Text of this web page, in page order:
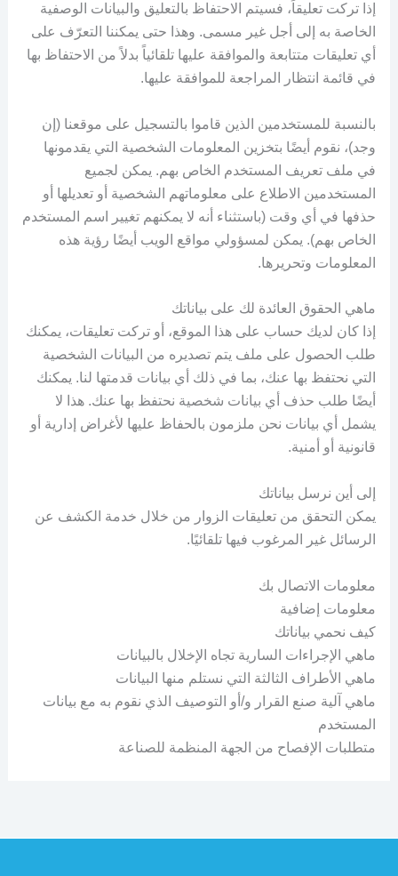
إذا تركت تعليقاً، فسيتم الاحتفاظ بالتعليق والبيانات الوصفية
الخاصة به إلى أجل غير مسمى. وهذا حتى يمكننا التعرّف على
أي تعليقات متتابعة والموافقة عليها تلقائياً بدلاً من الاحتفاظ بها
في قائمة انتظار المراجعة للموافقة عليها.
بالنسبة للمستخدمين الذين قاموا بالتسجيل على موقعنا (إن
وجد)، نقوم أيضًا بتخزين المعلومات الشخصية التي يقدمونها
في ملف تعريف المستخدم الخاص بهم. يمكن لجميع
المستخدمين الاطلاع على معلوماتهم الشخصية أو تعديلها أو
حذفها في أي وقت (باستثناء أنه لا يمكنهم تغيير اسم المستخدم
الخاص بهم). يمكن لمسؤولي مواقع الويب أيضًا رؤية هذه
المعلومات وتحريرها.
ماهي الحقوق العائدة لك على بياناتك
إذا كان لديك حساب على هذا الموقع، أو تركت تعليقات، يمكنك
طلب الحصول على ملف يتم تصديره من البيانات الشخصية
التي نحتفظ بها عنك، بما في ذلك أي بيانات قدمتها لنا. يمكنك
أيضًا طلب حذف أي بيانات شخصية نحتفظ بها عنك. هذا لا
يشمل أي بيانات نحن ملزمون بالحفاظ عليها لأغراض إدارية أو
قانونية أو أمنية.
إلى أين نرسل بياناتك
يمكن التحقق من تعليقات الزوار من خلال خدمة الكشف عن
الرسائل غير المرغوب فيها تلقائيًا.
معلومات الاتصال بك
معلومات إضافية
كيف نحمي بياناتك
ماهي الإجراءات السارية تجاه الإخلال بالبيانات
ماهي الأطراف الثالثة التي نستلم منها البيانات
ماهي آلية صنع القرار و/أو التوصيف الذي نقوم به مع بيانات
المستخدم
متطلبات الإفصاح من الجهة المنظمة للصناعة